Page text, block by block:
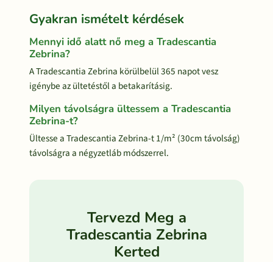
Gyakran ismételt kérdések
Mennyi idő alatt nő meg a Tradescantia
Zebrina?
A Tradescantia Zebrina körülbelül 365 napot vesz
igénybe az ültetéstől a betakarításig.
Milyen távolságra ültessem a Tradescantia
Zebrina-t?
Ültesse a Tradescantia Zebrina-t 1/m² (30cm távolság)
távolságra a négyzetláb módszerrel.
Tervezd Meg a
Tradescantia Zebrina
Kerted